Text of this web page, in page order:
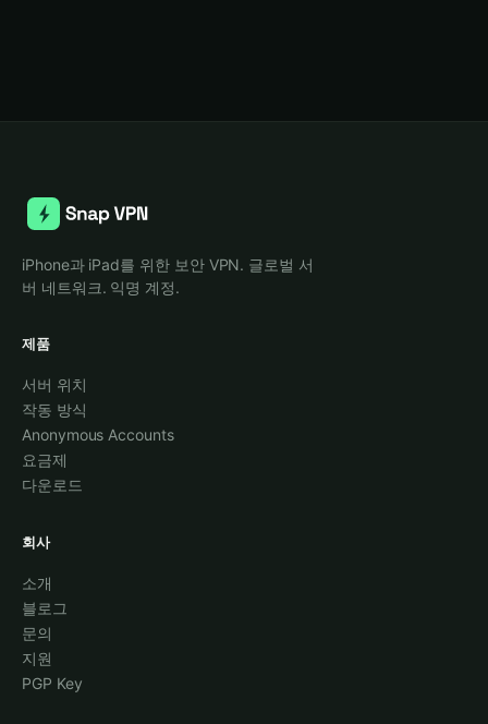
iPhone과 iPad를 위한 보안 VPN. 글로벌 서
버 네트워크. 익명 계정.
제품
서버 위치
작동 방식
Anonymous Accounts
요금제
다운로드
회사
소개
블로그
문의
지원
PGP Key